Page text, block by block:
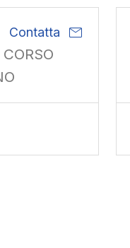
Contatta mail